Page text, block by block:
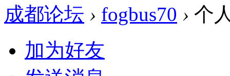
成都论坛 › fogbus70 › 个
加为好友